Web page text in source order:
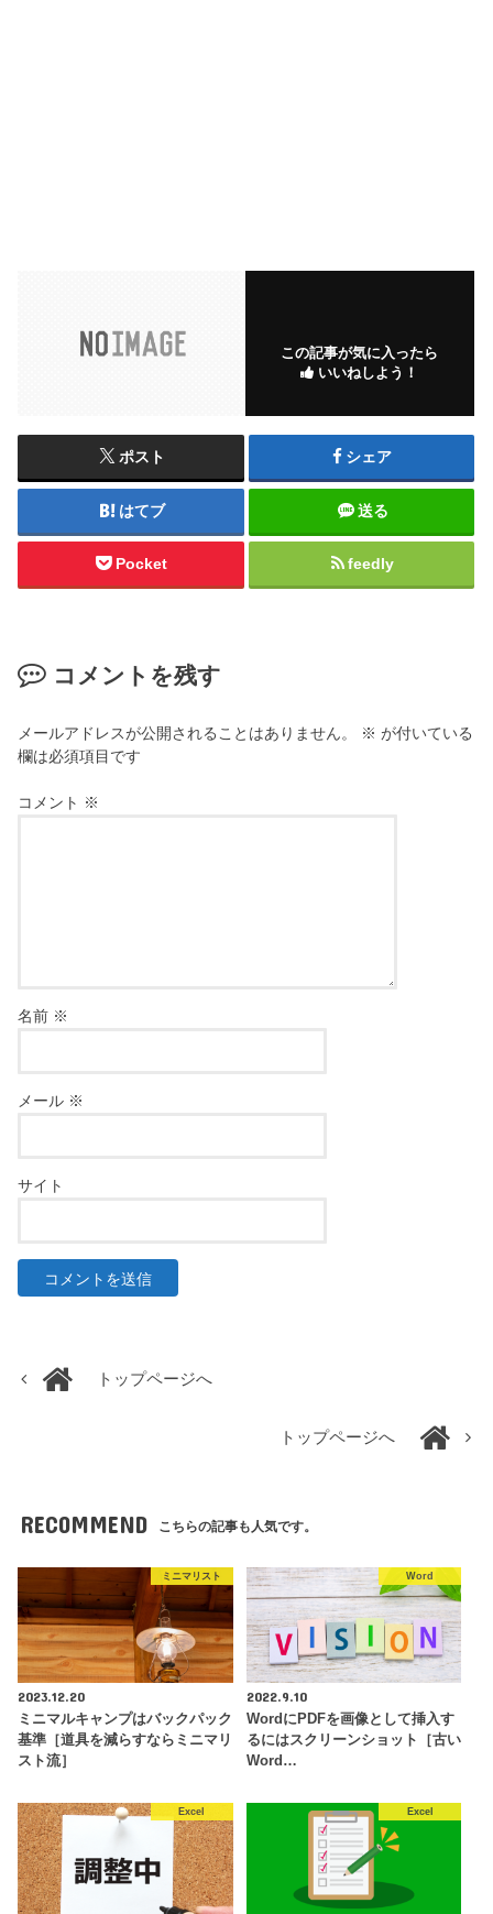
この記事が気に入ったら
いいねしよう！
ポスト シェア
はてブ 送る
Pocket feedly
コメントを残す
メールアドレスが公開されることはありません。 ※ が付いている
欄は必須項目です
コメント ※
名前 ※
メール ※
サイト
トップページへ
トップページへ
RECOMMEND こちらの記事も人気です。
ミニマリスト
2023.12.20
ミニマルキャンプはバックパック
基準［道具を減らすならミニマリ
スト流］
Word
2022.9.10
WordにPDFを画像として挿入す
るにはスクリーンショット［古い
Word…
Excel Excel